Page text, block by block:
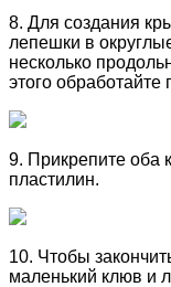
8. Для создания
лепешки в
несколько
этого обработайте
9. Прикрепите оба
пластилин.
10. Чтобы
маленький клюв и